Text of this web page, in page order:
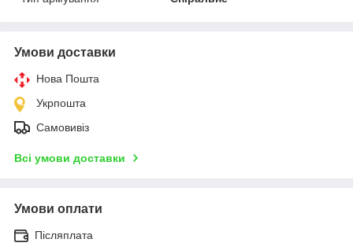
Умови доставки
Нова Пошта
Укрпошта
Самовивіз
Всі умови доставки
Умови оплати
Післяплата